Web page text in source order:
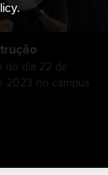
do dia 22 de
2023 no campus